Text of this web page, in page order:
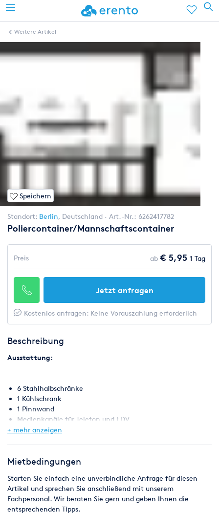
Weitere Artikel
Speichern
Standort: Berlin, Deutschland Art.-Nr.: 6262417782
Poliercontainer/Mannschaftscontainer
Preis ab € 5,95 1 Tag
Jetzt anfragen
Kostenlos anfragen: Keine Vorauszahlung erforderlich
Beschreibung
Ausstattung:
6 Stahlhalbschränke
1 Kühlschrank
1 Pinnwand
Medienkanäle für Telefon und EDV
Rolladen
2 E-Heizungen
1 E-Anschluss 380 V 32A CEE
+ mehr anzeigen
Mietbedingungen
Starten Sie einfach eine unverbindliche Anfrage für diesen
Artikel und sprechen Sie anschließend mit unserem
Fachpersonal. Wir beraten Sie gern und geben Ihnen die
entsprechenden Tipps.